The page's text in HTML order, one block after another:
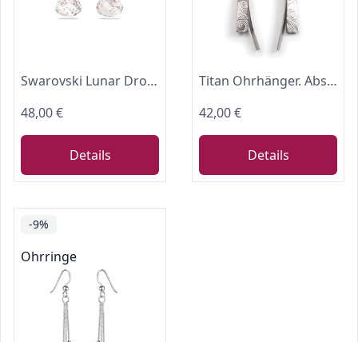
Swarovski Lunar Drop-Ohrhänger, Rosa, Roségold-Legierungsschicht
48,00 €
Details
Titan Ohrhänger. Absolut kein Risiko auf Allergien Handgefertigte Schmuckstücke. Lieferbar in verschiedenen Farben
42,00 €
Details
-9%
Ohrringe